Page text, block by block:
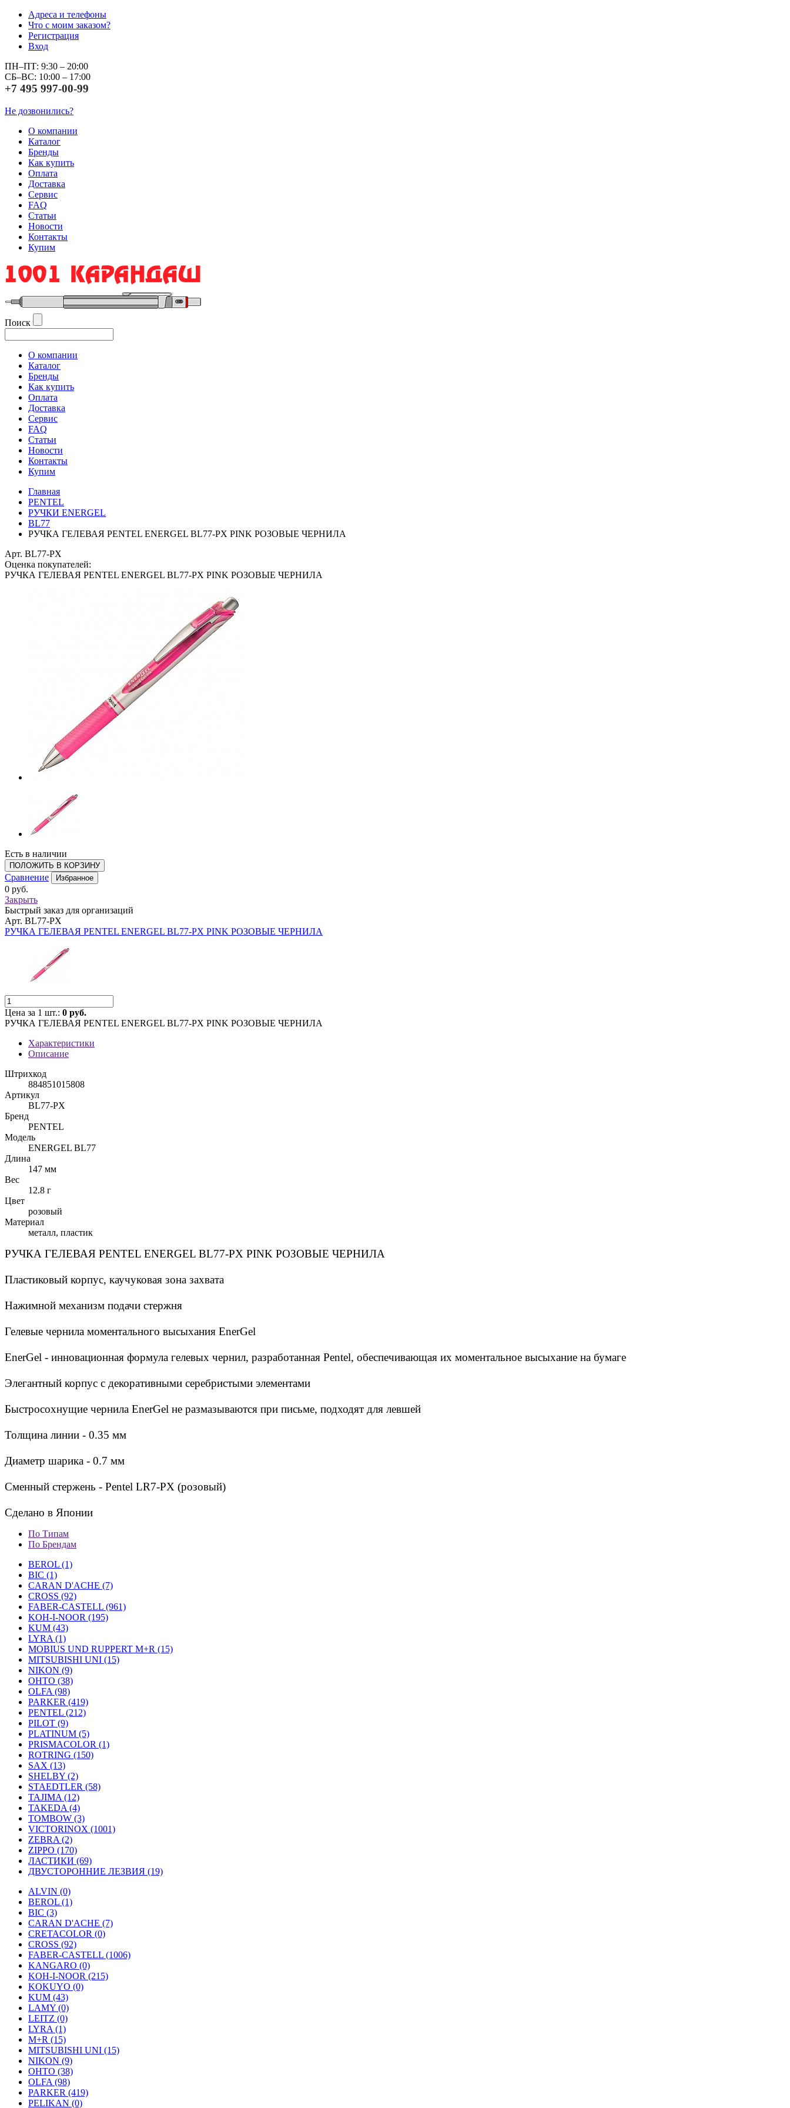
Адреса и телефоны
Что с моим заказом?
Регистрация
Вход
ПН–ПТ: 9:30 – 20:00
СБ–ВС: 10:00 – 17:00
+7 495 997-00-99
Не дозвонились?
О компании
Каталог
Бренды
Как купить
Оплата
Доставка
Сервис
FAQ
Статьи
Новости
Контакты
Купим
Поиск
О компании
Каталог
Бренды
Как купить
Оплата
Доставка
Сервис
FAQ
Статьи
Новости
Контакты
Купим
Главная
PENTEL
РУЧКИ ENERGEL
BL77
РУЧКА ГЕЛЕВАЯ PENTEL ENERGEL BL77-PX PINK РОЗОВЫЕ ЧЕРНИЛА
Арт. BL77-PX
Оценка покупателей:
РУЧКА ГЕЛЕВАЯ PENTEL ENERGEL BL77-PX PINK РОЗОВЫЕ ЧЕРНИЛА
Есть в наличии
ПОЛОЖИТЬ В КОРЗИНУ
Сравнение Избранное
0 руб.
Закрыть
Быстрый заказ для организаций
Арт. BL77-PX
РУЧКА ГЕЛЕВАЯ PENTEL ENERGEL BL77-PX PINK РОЗОВЫЕ ЧЕРНИЛА
Цена за 1 шт.: 0 руб.
РУЧКА ГЕЛЕВАЯ PENTEL ENERGEL BL77-PX PINK РОЗОВЫЕ ЧЕРНИЛА
Характеристики
Описание
Штрихкод
884851015808
Артикул
BL77-PX
Бренд
PENTEL
Модель
ENERGEL BL77
Длина
147 мм
Вес
12.8 г
Цвет
розовый
Материал
металл, пластик
РУЧКА ГЕЛЕВАЯ PENTEL ENERGEL BL77-PX PINK РОЗОВЫЕ ЧЕРНИЛА
Пластиковый корпус, каучуковая зона захвата
Нажимной механизм подачи стержня
Гелевые чернила моментального высыхания EnerGel
EnerGel - инновационная формула гелевых чернил, разработанная Pentel, обеспечивающая их моментальное высыхание на бумаге
Элегантный корпус с декоративными серебристыми элементами
Быстросохнущие чернила EnerGel не размазываются при письме, подходят для левшей
Толщина линии - 0.35 мм
Диаметр шарика - 0.7 мм
Сменный стержень - Pentel LR7-PX (розовый)
Сделано в Японии
По Типам
По Брендам
BEROL (1)
BIC (1)
CARAN D'ACHE (7)
CROSS (92)
FABER-CASTELL (961)
KOH-I-NOOR (195)
KUM (43)
LYRA (1)
MOBIUS UND RUPPERT M+R (15)
MITSUBISHI UNI (15)
NIKON (9)
OHTO (38)
OLFA (98)
PARKER (419)
PENTEL (212)
PILOT (9)
PLATINUM (5)
PRISMACOLOR (1)
ROTRING (150)
SAX (13)
SHELBY (2)
STAEDTLER (58)
TAJIMA (12)
TAKEDA (4)
TOMBOW (3)
VICTORINOX (1001)
ZEBRA (2)
ZIPPO (170)
ЛАСТИКИ (69)
ДВУСТОРОННИЕ ЛЕЗВИЯ (19)
ALVIN (0)
BEROL (1)
BIC (3)
CARAN D'ACHE (7)
CRETACOLOR (0)
CROSS (92)
FABER-CASTELL (1006)
KANGARO (0)
KOH-I-NOOR (215)
KOKUYO (0)
KUM (43)
LAMY (0)
LEITZ (0)
LYRA (1)
M+R (15)
MITSUBISHI UNI (15)
NIKON (9)
OHTO (38)
OLFA (98)
PARKER (419)
PELIKAN (0)